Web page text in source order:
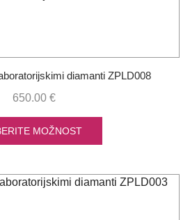
diamanti ZPLD008
650.00 €
MOŽNOST